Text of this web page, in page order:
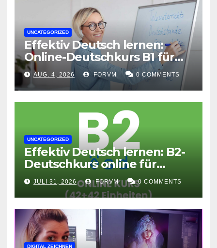
UNCATEGORIZED
Effektiv Deutsch lernen:
Online-Deutschkurs B1 für
flexible Lernerfolge
AUG. 4, 2026 FORVM 0 COMMENTS
UNCATEGORIZED
Effektiv Deutsch lernen: B2-
Deutschkurs online für
Fortgeschrittene
JULI 31, 2026 FORVM 0 COMMENTS
DIGITAL ZEICHNEN